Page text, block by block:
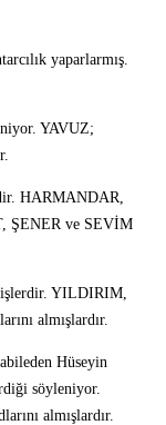
yaparlarmış.
YAVUZ;
HARMANDAR,
ŞENER ve SEVİM
YILDIRIM,
almışlardır.
Hüseyin
söyleniyor.
almışlardır.